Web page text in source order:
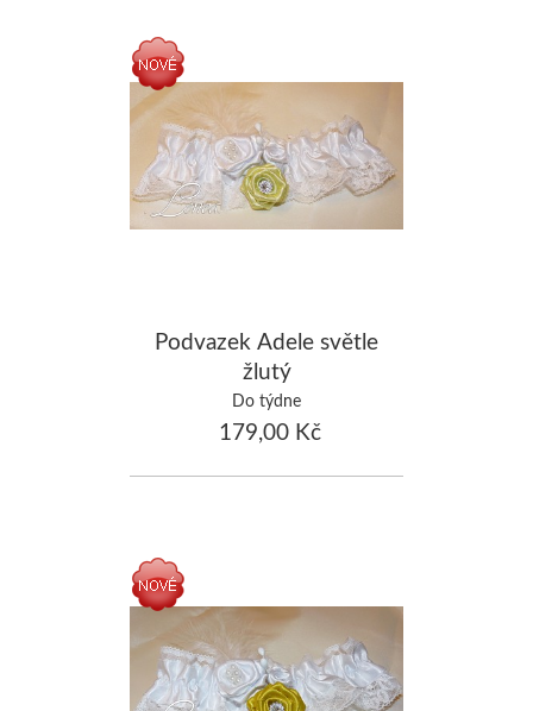
Podvazek Adele světle
žlutý
Do týdne
179,00 Kč